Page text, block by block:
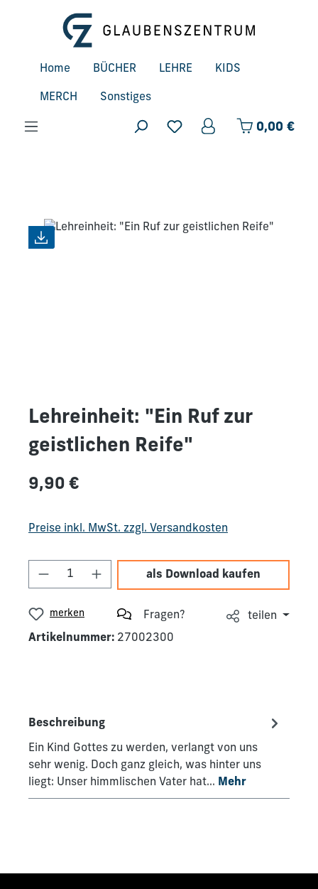
Zum Hauptinhalt springen
Home BÜCHER LEHRE KIDS
MERCH Sonstiges
0,00 €
Lehreinheit: "Ein Ruf zur
geistlichen Reife"
Regulärer Preis:
9,90 €
Preise inkl. MwSt. zzgl. Versandkosten
Produkt Anzahl: Gib den gewünschten
als Download kaufen
merken Fragen?
teilen
Artikelnummer: 27002300
Beschreibung
Ein Kind Gottes zu werden, verlangt von uns
sehr wenig. Doch ganz gleich, was hinter uns
liegt: Unser himmlischen Vater hat… Mehr